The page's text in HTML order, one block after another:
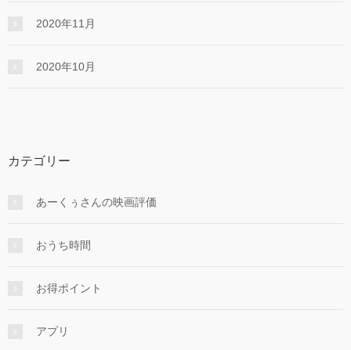
2020年11月
2020年10月
カテゴリー
あーくぅさんの映画評価
おうち時間
お得ポイント
アプリ